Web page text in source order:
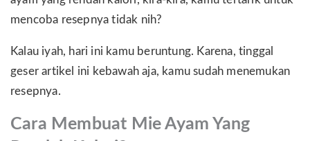
mencoba resepnya tidak nih?
Kalau iyah, hari ini kamu beruntung. Karena, tinggal
geser artikel ini kebawah aja, kamu sudah menemukan
resepnya.
Cara Membuat Mie Ayam Yang